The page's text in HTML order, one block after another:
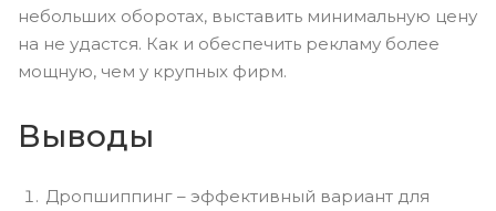
небольших оборотах, выставить минимальную цену
на не удастся. Как и обеспечить рекламу более
мощную, чем у крупных фирм.
Выводы
Дропшиппинг – эффективный вариант для